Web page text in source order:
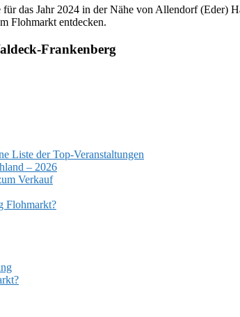
das Jahr 2024 in der Nähe von Allendorf (Eder)
Flohmarkt entdecken.
Frankenberg
Liste der Top-Veranstaltungen
– 2026
Verkauf
Flohmarkt?